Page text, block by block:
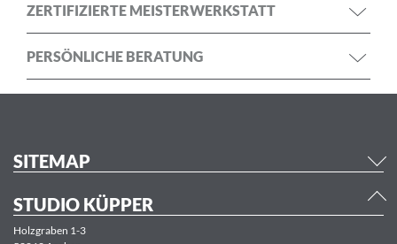
ZERTIFIZIERTE MEISTERWERKSTATT
PERSÖNLICHE BERATUNG
SITEMAP
STUDIO KÜPPER
Holzgraben 1-3